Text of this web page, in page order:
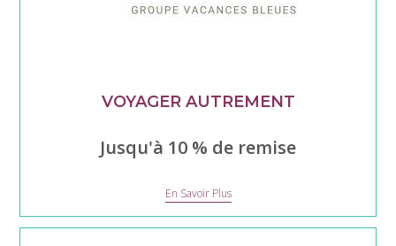
VOYAGER AUTREMENT
Jusqu'à 10 % de remise
En Savoir PlusVOYAGER
AUTREMENT